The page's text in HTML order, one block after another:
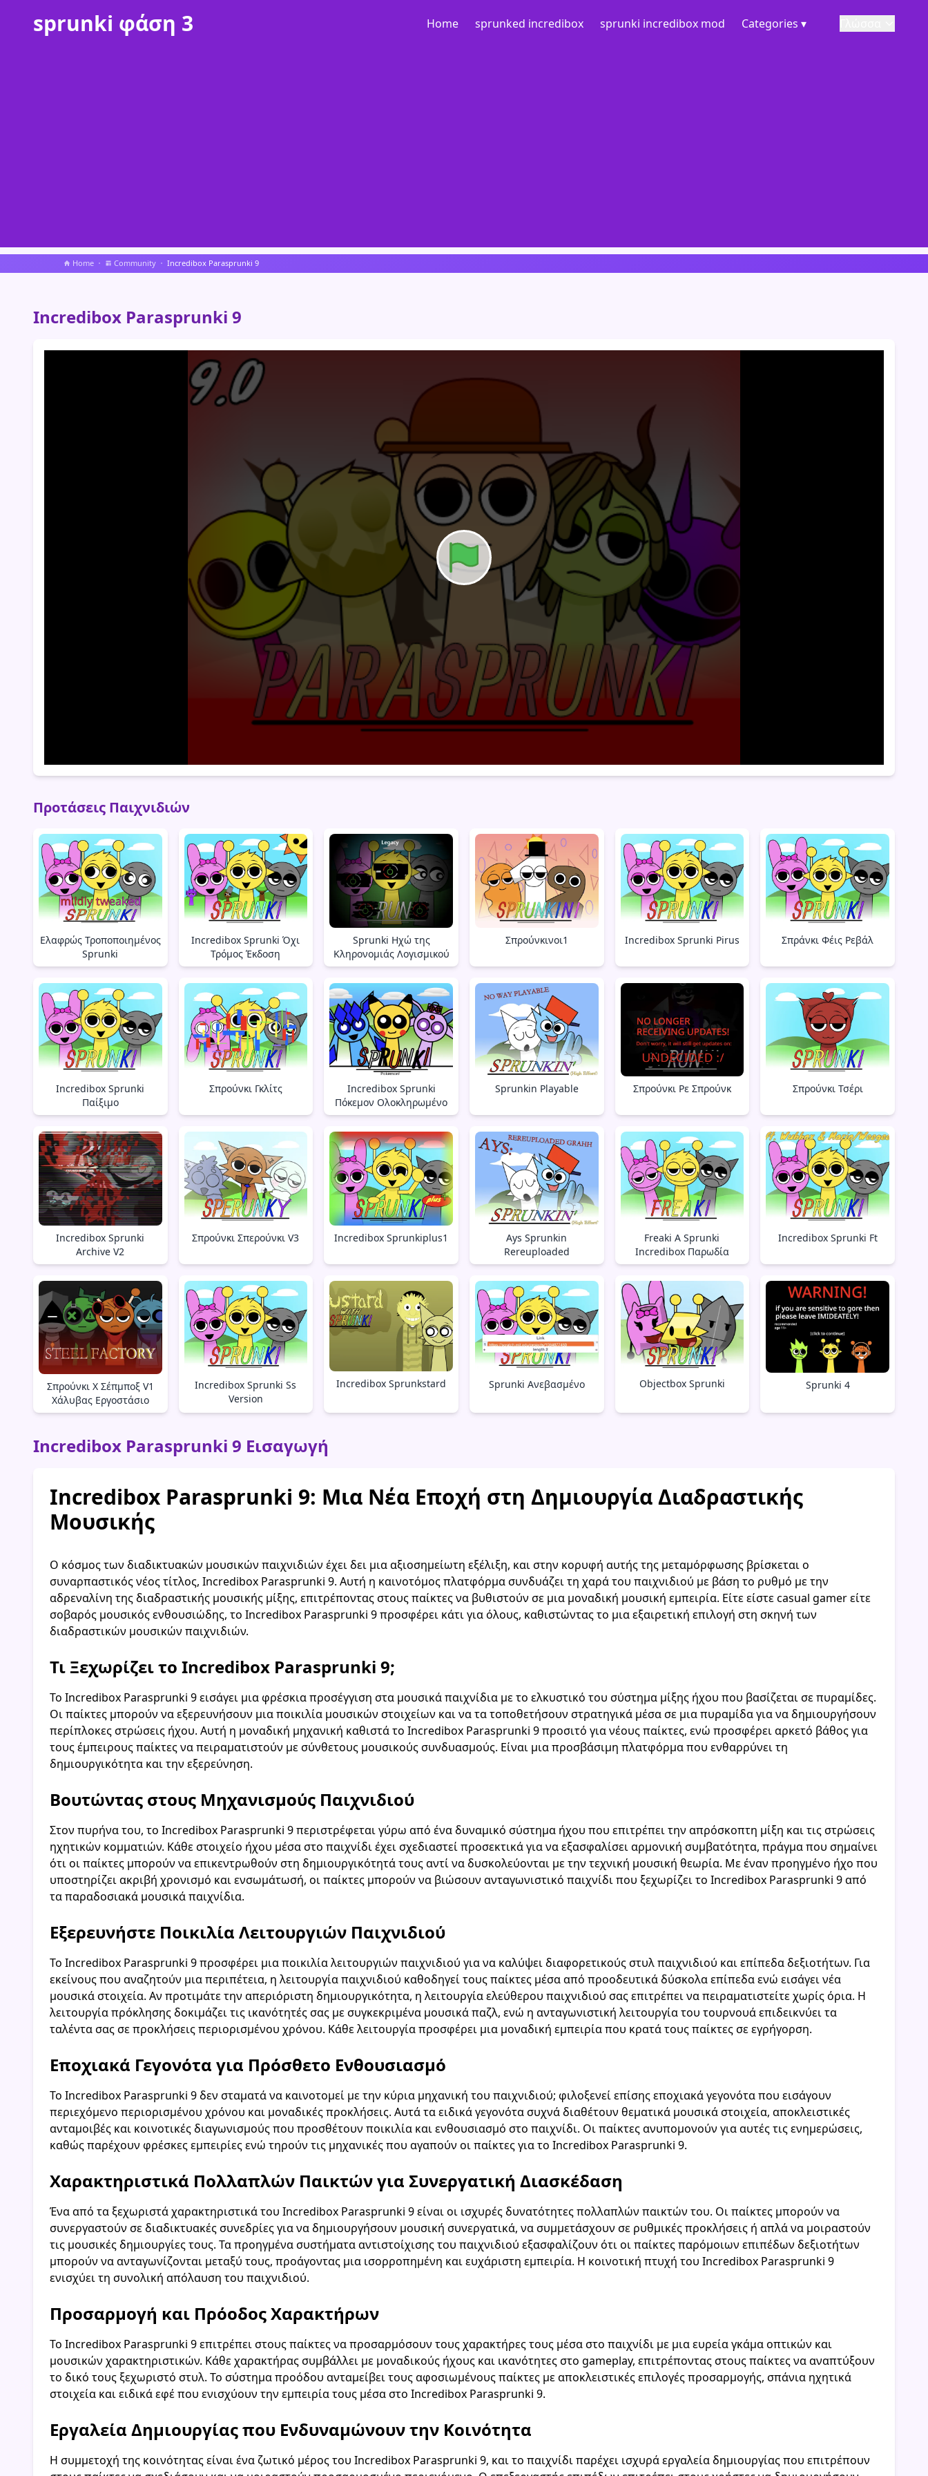
sprunki φάση 3 Home sprunked incredibox sprunki incredibox mod Categories ▾
Home Community Incredibox Parasprunki 9
Incredibox Parasprunki 9
Προτάσεις Παιχνιδιών
Ελαφρώς Τροποποιημένος
Sprunki
Incredibox Sprunki Όχι
Τρόμος Έκδοση
Sprunki Ηχώ της
Κληρονομιάς Λογισμικού
Σπρούνκινοι1 Incredibox Sprunki Pirus Σπράνκι Φέις Ρεβάλ
Incredibox Sprunki
Παίξιμο
Σπρούνκι Γκλίτς
Incredibox Sprunki
Πόκεμον Ολοκληρωμένο
Sprunkin Playable Σπρούνκι Ρε Σπρούνκ Σπρούνκι Τσέρι
Incredibox Sprunki
Archive V2
Σπρούνκι Σπερούνκι V3 Incredibox Sprunkiplus1
Ays Sprunkin
Rereuploaded
Freaki A Sprunki
Incredibox Παρωδία
Incredibox Sprunki Ft
Σπρούνκι Χ Σέπμποξ V1
Χάλυβας Εργοστάσιο
Incredibox Sprunki Ss
Version
Incredibox Sprunkstard Sprunki Ανεβασμένο Objectbox Sprunki Sprunki 4
Incredibox Parasprunki 9 Εισαγωγή
Incredibox Parasprunki 9: Μια Νέα Εποχή στη Δημιουργία Διαδραστικής
Μουσικής
Ο κόσμος των διαδικτυακών μουσικών παιχνιδιών έχει δει μια αξιοσημείωτη εξέλιξη, και στην κορυφή αυτής της μεταμόρφωσης βρίσκεται ο
συναρπαστικός νέος τίτλος, Incredibox Parasprunki 9. Αυτή η καινοτόμος πλατφόρμα συνδυάζει τη χαρά του παιχνιδιού με βάση το ρυθμό με την
αδρεναλίνη της διαδραστικής μουσικής μίξης, επιτρέποντας στους παίκτες να βυθιστούν σε μια μοναδική μουσική εμπειρία. Είτε είστε casual gamer είτε
σοβαρός μουσικός ενθουσιώδης, το Incredibox Parasprunki 9 προσφέρει κάτι για όλους, καθιστώντας το μια εξαιρετική επιλογή στη σκηνή των
διαδραστικών μουσικών παιχνιδιών.
Τι Ξεχωρίζει το Incredibox Parasprunki 9;
Το Incredibox Parasprunki 9 εισάγει μια φρέσκια προσέγγιση στα μουσικά παιχνίδια με το ελκυστικό του σύστημα μίξης ήχου που βασίζεται σε πυραμίδες.
Οι παίκτες μπορούν να εξερευνήσουν μια ποικιλία μουσικών στοιχείων και να τα τοποθετήσουν στρατηγικά μέσα σε μια πυραμίδα για να δημιουργήσουν
περίπλοκες στρώσεις ήχου. Αυτή η μοναδική μηχανική καθιστά το Incredibox Parasprunki 9 προσιτό για νέους παίκτες, ενώ προσφέρει αρκετό βάθος για
τους έμπειρους παίκτες να πειραματιστούν με σύνθετους μουσικούς συνδυασμούς. Είναι μια προσβάσιμη πλατφόρμα που ενθαρρύνει τη
δημιουργικότητα και την εξερεύνηση.
Βουτώντας στους Μηχανισμούς Παιχνιδιού
Στον πυρήνα του, το Incredibox Parasprunki 9 περιστρέφεται γύρω από ένα δυναμικό σύστημα ήχου που επιτρέπει την απρόσκοπτη μίξη και τις στρώσεις
ηχητικών κομματιών. Κάθε στοιχείο ήχου μέσα στο παιχνίδι έχει σχεδιαστεί προσεκτικά για να εξασφαλίσει αρμονική συμβατότητα, πράγμα που σημαίνει
ότι οι παίκτες μπορούν να επικεντρωθούν στη δημιουργικότητά τους αντί να δυσκολεύονται με την τεχνική μουσική θεωρία. Με έναν προηγμένο ήχο που
υποστηρίζει ακριβή χρονισμό και ενσωμάτωσή, οι παίκτες μπορούν να βιώσουν ανταγωνιστικό παιχνίδι που ξεχωρίζει το Incredibox Parasprunki 9 από
τα παραδοσιακά μουσικά παιχνίδια.
Εξερευνήστε Ποικιλία Λειτουργιών Παιχνιδιού
Το Incredibox Parasprunki 9 προσφέρει μια ποικιλία λειτουργιών παιχνιδιού για να καλύψει διαφορετικούς στυλ παιχνιδιού και επίπεδα δεξιοτήτων. Για
εκείνους που αναζητούν μια περιπέτεια, η λειτουργία παιχνιδιού καθοδηγεί τους παίκτες μέσα από προοδευτικά δύσκολα επίπεδα ενώ εισάγει νέα
μουσικά στοιχεία. Αν προτιμάτε την απεριόριστη δημιουργικότητα, η λειτουργία ελεύθερου παιχνιδιού σας επιτρέπει να πειραματιστείτε χωρίς όρια. Η
λειτουργία πρόκλησης δοκιμάζει τις ικανότητές σας με συγκεκριμένα μουσικά παζλ, ενώ η ανταγωνιστική λειτουργία του τουρνουά επιδεικνύει τα
ταλέντα σας σε προκλήσεις περιορισμένου χρόνου. Κάθε λειτουργία προσφέρει μια μοναδική εμπειρία που κρατά τους παίκτες σε εγρήγορση.
Εποχιακά Γεγονότα για Πρόσθετο Ενθουσιασμό
Το Incredibox Parasprunki 9 δεν σταματά να καινοτομεί με την κύρια μηχανική του παιχνιδιού; φιλοξενεί επίσης εποχιακά γεγονότα που εισάγουν
περιεχόμενο περιορισμένου χρόνου και μοναδικές προκλήσεις. Αυτά τα ειδικά γεγονότα συχνά διαθέτουν θεματικά μουσικά στοιχεία, αποκλειστικές
ανταμοιβές και κοινοτικές διαγωνισμούς που προσθέτουν ποικιλία και ενθουσιασμό στο παιχνίδι. Οι παίκτες ανυπομονούν για αυτές τις ενημερώσεις,
καθώς παρέχουν φρέσκες εμπειρίες ενώ τηρούν τις μηχανικές που αγαπούν οι παίκτες για το Incredibox Parasprunki 9.
Χαρακτηριστικά Πολλαπλών Παικτών για Συνεργατική Διασκέδαση
Ένα από τα ξεχωριστά χαρακτηριστικά του Incredibox Parasprunki 9 είναι οι ισχυρές δυνατότητες πολλαπλών παικτών του. Οι παίκτες μπορούν να
συνεργαστούν σε διαδικτυακές συνεδρίες για να δημιουργήσουν μουσική συνεργατικά, να συμμετάσχουν σε ρυθμικές προκλήσεις ή απλά να μοιραστούν
τις μουσικές δημιουργίες τους. Τα προηγμένα συστήματα αντιστοίχισης του παιχνιδιού εξασφαλίζουν ότι οι παίκτες παρόμοιων επιπέδων δεξιοτήτων
μπορούν να ανταγωνίζονται μεταξύ τους, προάγοντας μια ισορροπημένη και ευχάριστη εμπειρία. Η κοινοτική πτυχή του Incredibox Parasprunki 9
ενισχύει τη συνολική απόλαυση του παιχνιδιού.
Προσαρμογή και Πρόοδος Χαρακτήρων
Το Incredibox Parasprunki 9 επιτρέπει στους παίκτες να προσαρμόσουν τους χαρακτήρες τους μέσα στο παιχνίδι με μια ευρεία γκάμα οπτικών και
μουσικών χαρακτηριστικών. Κάθε χαρακτήρας συμβάλλει με μοναδικούς ήχους και ικανότητες στο gameplay, επιτρέποντας στους παίκτες να αναπτύξουν
το δικό τους ξεχωριστό στυλ. Το σύστημα προόδου ανταμείβει τους αφοσιωμένους παίκτες με αποκλειστικές επιλογές προσαρμογής, σπάνια ηχητικά
στοιχεία και ειδικά εφέ που ενισχύουν την εμπειρία τους μέσα στο Incredibox Parasprunki 9.
Εργαλεία Δημιουργίας που Ενδυναμώνουν την Κοινότητα
Η συμμετοχή της κοινότητας είναι ένα ζωτικό μέρος του Incredibox Parasprunki 9, και το παιχνίδι παρέχει ισχυρά εργαλεία δημιουργίας που επιτρέπουν